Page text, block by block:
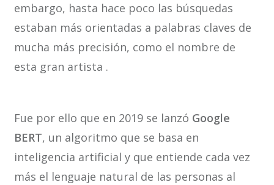
embargo, hasta hace poco las búsquedas
estaban más orientadas a palabras claves de
mucha más precisión, como el nombre de
esta gran artista .
Fue por ello que en 2019 se lanzó Google
BERT, un algoritmo que se basa en
inteligencia artificial y que entiende cada vez
más el lenguaje natural de las personas al